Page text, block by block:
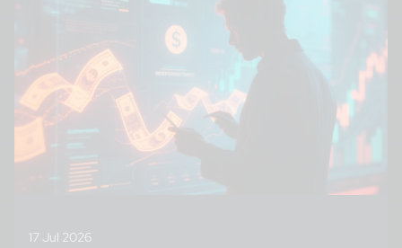
17 Jul 2026